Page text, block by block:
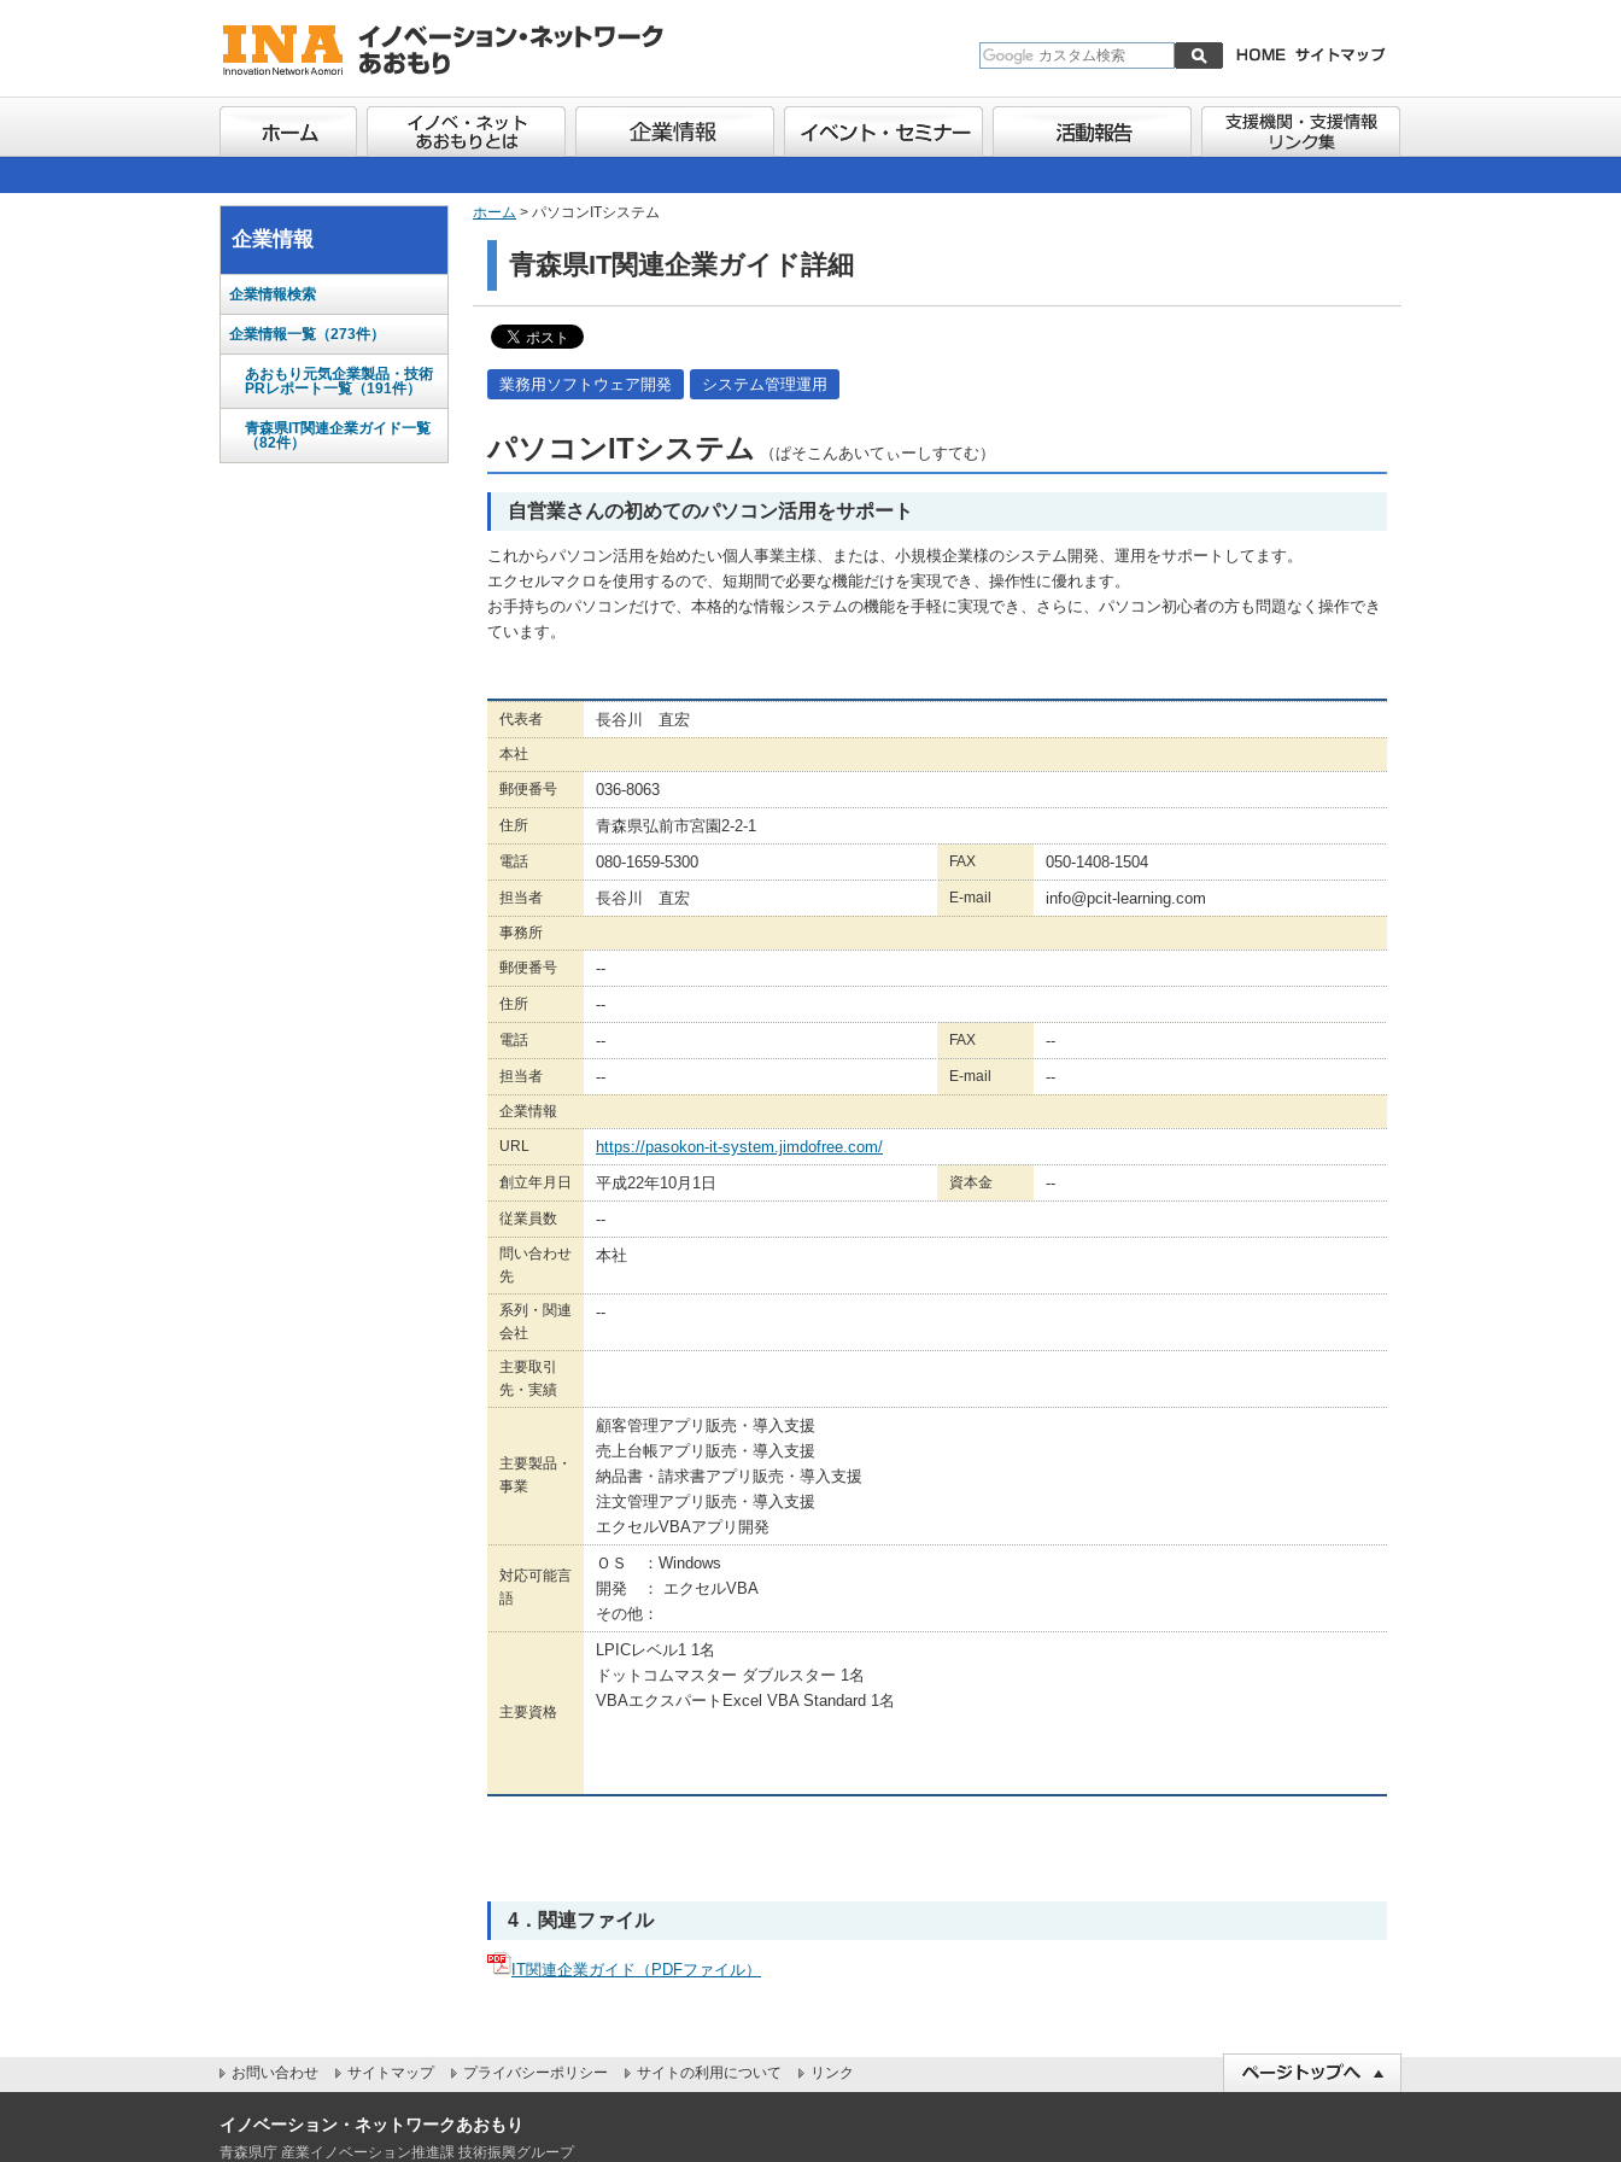
ホーム > パソコンITシステム
青森県IT関連企業ガイド詳細
業務用ソフトウェア開発 システム管理運用
パソコンITシステム （ぱそこんあいてぃーしすてむ）
自営業さんの初めてのパソコン活用をサポート
これからパソコン活用を始めたい個人事業主様、または、小規模企業様のシステム開発、運用をサポートしてます。
エクセルマクロを使用するので、短期間で必要な機能だけを実現でき、操作性に優れます。
お手持ちのパソコンだけで、本格的な情報システムの機能を手軽に実現でき、さらに、パソコン初心者の方も問題なく操作でき
ています。
代表者 長谷川 直宏
本社
郵便番号 036-8063
住所 青森県弘前市宮園2-2-1
電話 080-1659-5300 FAX 050-1408-1504
担当者 長谷川 直宏 E-mail info@pcit-learning.com
事務所
郵便番号 --
住所 --
電話 -- FAX --
担当者 -- E-mail --
企業情報
URL https://pasokon-it-system.jimdofree.com/
創立年月日 平成22年10月1日 資本金 --
従業員数 --
問い合わせ
先
本社
系列・関連
会社
--
主要取引
先・実績
主要製品・
事業
顧客管理アプリ販売・導入支援
売上台帳アプリ販売・導入支援
納品書・請求書アプリ販売・導入支援
注文管理アプリ販売・導入支援
エクセルVBAアプリ開発
対応可能言
語
ＯＳ ：Windows
開発 ： エクセルVBA
その他：
主要資格
LPICレベル1 1名
ドットコムマスター ダブルスター 1名
VBAエクスパートExcel VBA Standard 1名
4．関連ファイル
IT関連企業ガイド（PDFファイル）
企業情報
企業情報検索
企業情報一覧（273件）
あおもり元気企業製品・技術
PRレポート一覧（191件）
青森県IT関連企業ガイド一覧
（82件）
お問い合わせ サイトマップ プライバシーポリシー サイトの利用について リンク
イノベーション・ネットワークあおもり
青森県庁 産業イノベーション推進課 技術振興グループ